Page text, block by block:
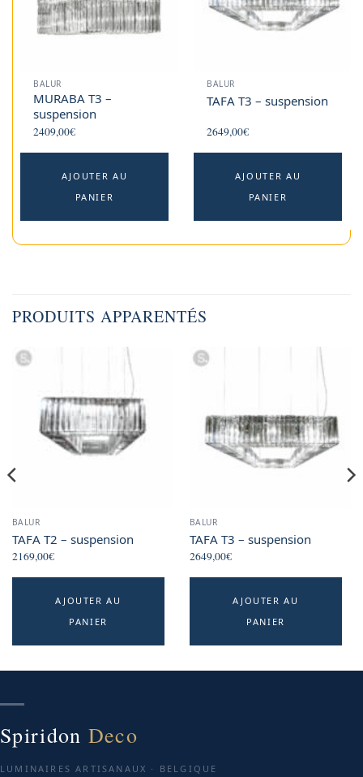
BALUR
MURABA T3 –
suspension
2409,00€
AJOUTER AU
PANIER
BALUR
TAFA T3 – suspension
2649,00€
AJOUTER AU
PANIER
PRODUITS APPARENTÉS
BALUR
TAFA T2 – suspension
2169,00€
AJOUTER AU
PANIER
BALUR
TAFA T3 – suspension
2649,00€
AJOUTER AU
PANIER
Spiridon Deco
LUMINAIRES ARTISANAUX · BELGIQUE